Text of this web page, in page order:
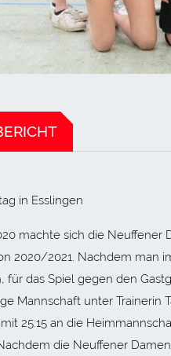
in Esslingen
machte sich die
2020/2021. Nachdem man
für das Spiel gegen den
Mannschaft unter Trainerin
25:15 an die
die Neuffener